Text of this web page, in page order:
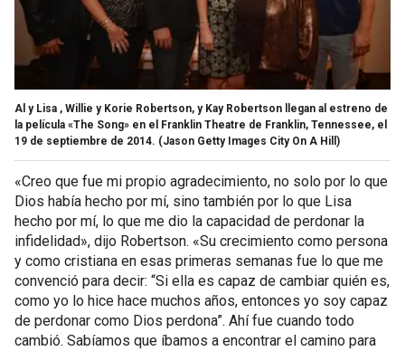
Al y Lisa , Willie y Korie Robertson, y Kay Robertson llegan al estreno de
la película «The Song» en el Franklin Theatre de Franklin, Tennessee, el
19 de septiembre de 2014. (Jason Getty Images City On A Hill)
«Creo que fue mi propio agradecimiento, no solo por lo que
Dios había hecho por mí, sino también por lo que Lisa
hecho por mí, lo que me dio la capacidad de perdonar la
infidelidad», dijo Robertson. «Su crecimiento como persona
y como cristiana en esas primeras semanas fue lo que me
convenció para decir: “Si ella es capaz de cambiar quién es,
como yo lo hice hace muchos años, entonces yo soy capaz
de perdonar como Dios perdona”. Ahí fue cuando todo
cambió. Sabíamos que íbamos a encontrar el camino para